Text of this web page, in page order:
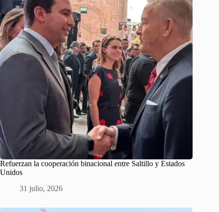
Refuerzan la cooperación binacional entre Saltillo y Estados
Unidos
31 julio, 2026